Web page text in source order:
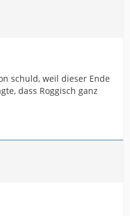
schuld, weil dieser Ende
dass Roggisch ganz